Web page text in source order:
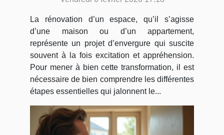
La rénovation d’un espace, qu’il s’agisse
d’une maison ou d’un appartement,
représente un projet d’envergure qui suscite
souvent à la fois excitation et appréhension.
Pour mener à bien cette transformation, il est
nécessaire de bien comprendre les différentes
étapes essentielles qui jalonnent le...